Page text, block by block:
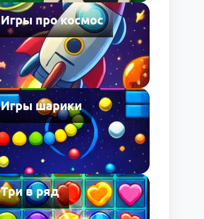
Игры про космос
Игры шарики
Три в ряд